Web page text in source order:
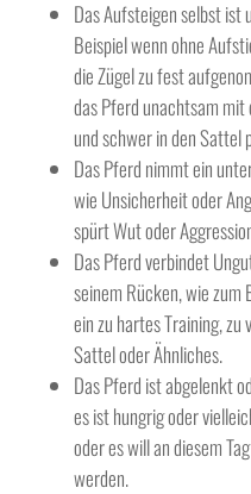
Das Aufsteigen selbst ist
Beispiel wenn ohne
die Zügel zu fest
das Pferd unachtsam
und schwer in den Sattel
Das Pferd nimmt ein
wie Unsicherheit oder
spürt Wut oder
Das Pferd verbindet
seinem Rücken, wie zum
ein zu hartes Training, zu
Sattel oder Ähnliches.
Das Pferd ist abgelenkt
es ist hungrig oder
oder es will an diesem
werden.